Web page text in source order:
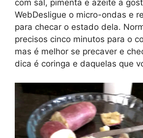
com sal, pimenta e azeite a
WebDesligue o micro-ondas e
para checar o estado dela.
precisos cinco minutos para o
mas é melhor se precaver e
dica é coringa e daquelas que